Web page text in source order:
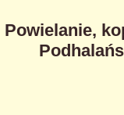
Powielanie,